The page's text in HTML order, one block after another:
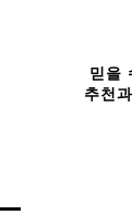
믿을
추천